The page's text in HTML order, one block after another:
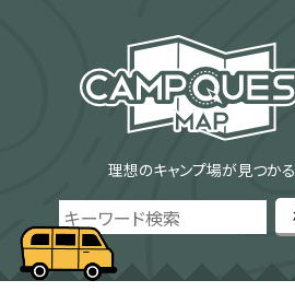
理想のキャンプ場が見つかる